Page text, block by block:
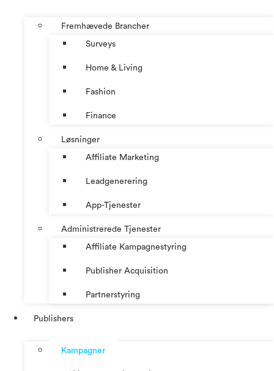
Fremhævede Brancher
Surveys
Home & Living
Fashion
Finance
Løsninger
Affiliate Marketing
Leadgenerering
App-Tjenester
Administrerede Tjenester
Affiliate Kampagnestyring
Publisher Acquisition
Partnerstyring
Publishers
Kampagner